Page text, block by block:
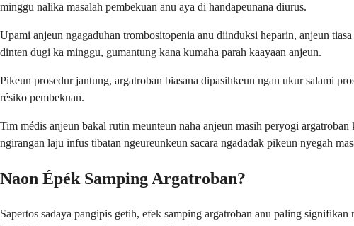
minggu nalika masalah pembekuan anu aya di handapeunana diurus.
Upami anjeun ngagaduhan trombositopenia anu diinduksi heparin, anjeun
dinten dugi ka minggu, gumantung kana kumaha parah kaayaan anjeun.
Pikeun prosedur jantung, argatroban biasana dipasihkeun ngan ukur salami
résiko pembekuan.
Tim médis anjeun bakal rutin meunteun naha anjeun masih peryogi
ngirangan laju infus tibatan ngeureunkeun sacara ngadadak pikeun nyegah
Naon Épék Samping Argatroban?
Sapertos sadaya pangipis getih, efek samping argatroban anu paling